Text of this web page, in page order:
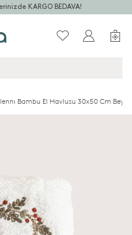
KARGO BEDAVA!
Bambu El Havlusu 30x50 Cm Beyaz